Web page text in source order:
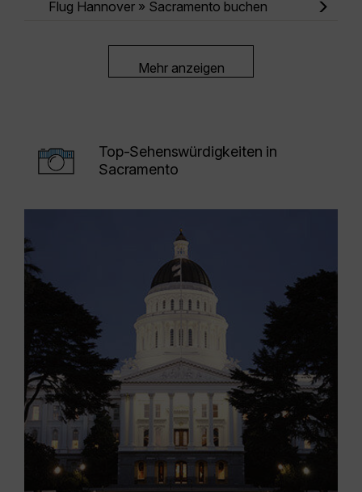
Flug Hannover » Sacramento buchen
Mehr anzeigen
Top-Sehenswürdigkeiten in
Sacramento